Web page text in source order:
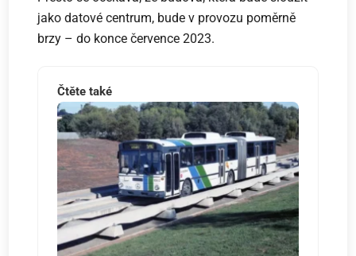
jako datové centrum, bude v provozu poměrně
brzy – do konce července 2023.
Čtěte také